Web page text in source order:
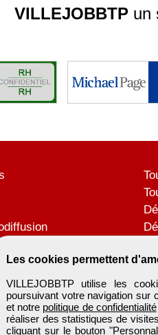
Les cookies permettent
VILLEJOBBTP utilise les
poursuivant votre navigation sur
et notre politique de confidentialité
réaliser des statistiques de
cliquant sur le bouton
VILLEJOBBTPun